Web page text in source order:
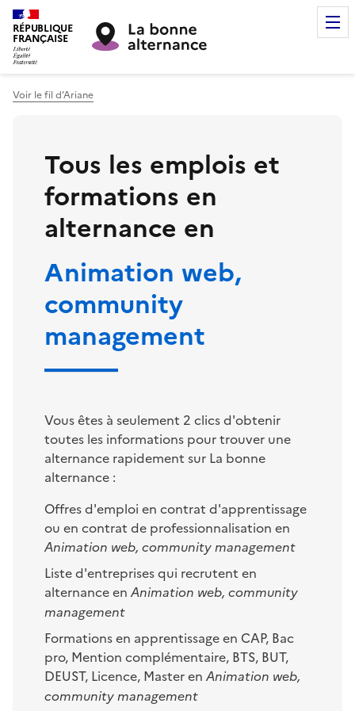
RÉPUBLIQUE
FRANÇAISE
Voir le fil d’Ariane
Tous les emplois et
formations en
alternance en
Animation web,
community
management
Vous êtes à seulement 2 clics d'obtenir
toutes les informations pour trouver une
alternance rapidement sur La bonne
alternance :
Offres d'emploi en contrat d'apprentissage
ou en contrat de professionnalisation en
Animation web, community management
Liste d'entreprises qui recrutent en
alternance en Animation web, community
management
Formations en apprentissage en CAP, Bac
pro, Mention complémentaire, BTS, BUT,
DEUST, Licence, Master en Animation web,
community management